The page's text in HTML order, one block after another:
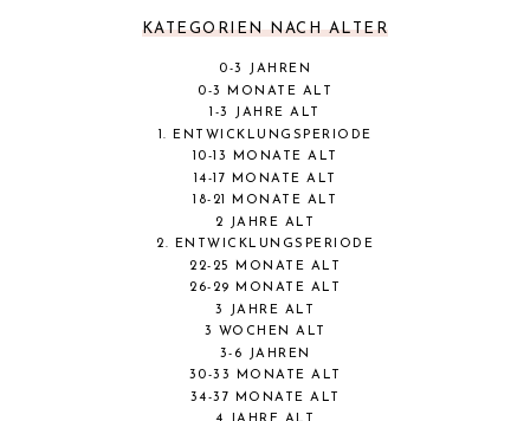
KATEGORIEN NACH ALTER
0-3 JAHREN
0-3 MONATE ALT
1-3 JAHRE ALT
1. ENTWICKLUNGSPERIODE
10-13 MONATE ALT
14-17 MONATE ALT
18-21 MONATE ALT
2 JAHRE ALT
2. ENTWICKLUNGSPERIODE
22-25 MONATE ALT
26-29 MONATE ALT
3 JAHRE ALT
3 WOCHEN ALT
3-6 JAHREN
30-33 MONATE ALT
34-37 MONATE ALT